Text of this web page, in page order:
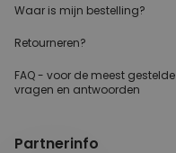
Waar is mijn bestelling?
Retourneren?
FAQ - voor de meest gestelde
vragen en antwoorden
Partnerinfo